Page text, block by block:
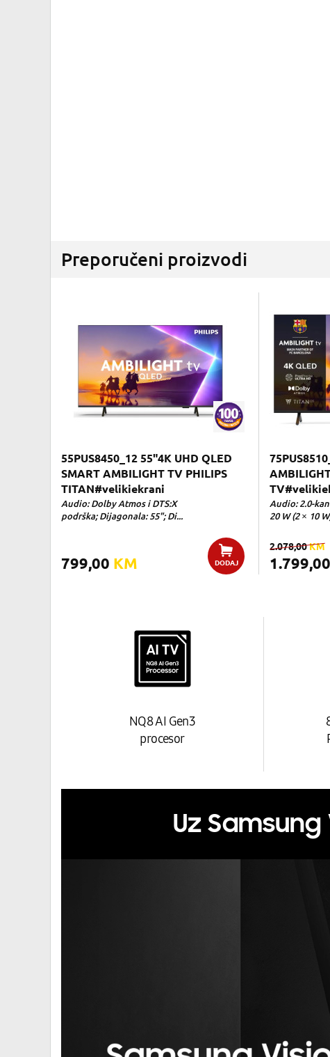
Preporučeni proizvodi
55PUS8450_12 55"4K UHD QLED
SMART AMBILIGHT TV PHILIPS
TITAN#velikiekrani
Audio: Dolby Atmos i DTS:X
podrška; Dijagonala: 55"; Di...
799,00 KM DODAJ
Audio: 2.0-
20 W (2 × 10
1.799,00
2.078,00KM
NQ8 AI Gen3
procesor
Uz